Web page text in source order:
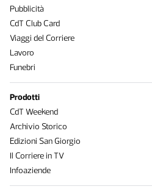
Pubblicità
CdT Club Card
Viaggi del Corriere
Lavoro
Funebri
Prodotti
CdT Weekend
Archivio Storico
Edizioni San Giorgio
Il Corriere in TV
Infoaziende